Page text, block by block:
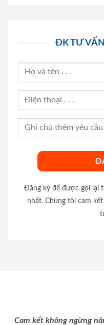
ĐK TƯ
Đăng ký để được gọi lại
nhất. Chúng tôi cam
Cam kết không ngừng